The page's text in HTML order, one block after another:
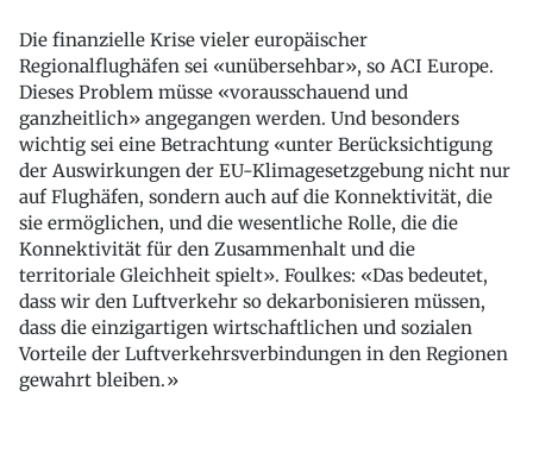
Die finanzielle Krise vieler europäischer
Regionalflughäfen sei «unübersehbar», so ACI Europe.
Dieses Problem müsse «vorausschauend und
ganzheitlich» angegangen werden. Und besonders
wichtig sei eine Betrachtung «unter Berücksichtigung
der Auswirkungen der EU-Klimagesetzgebung nicht nur
auf Flughäfen, sondern auch auf die Konnektivität, die
sie ermöglichen, und die wesentliche Rolle, die die
Konnektivität für den Zusammenhalt und die
territoriale Gleichheit spielt». Foulkes: «Das bedeutet,
dass wir den Luftverkehr so dekarbonisieren müssen,
dass die einzigartigen wirtschaftlichen und sozialen
Vorteile der Luftverkehrsverbindungen in den Regionen
gewahrt bleiben.»